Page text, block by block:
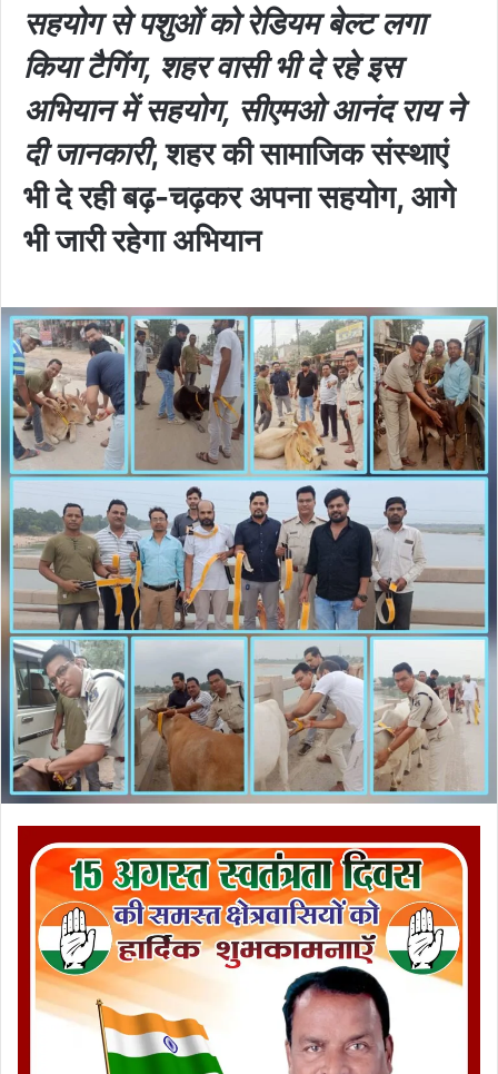
सहयोग से पशुओं को रेडियम बेल्ट लगा
किया टैगिंग, शहर वासी भी दे रहे इस
अभियान में सहयोग, सीएमओ आनंद राय ने
दी जानकारी, शहर की सामाजिक संस्थाएं
भी दे रही बढ़-चढ़कर अपना सहयोग, आगे
भी जारी रहेगा अभियान